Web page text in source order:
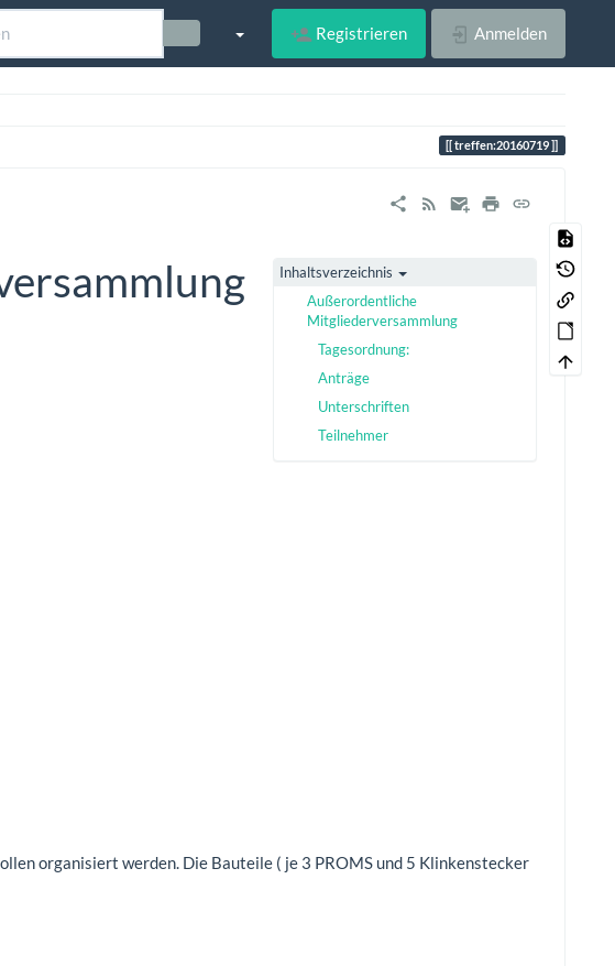
Registrieren Anmelden
treffen:20160719
Inhaltsverzeichnis
Außerordentliche
Mitgliederversammlung
Tagesordnung:
Anträge
Unterschriften
Teilnehmer
organisiert werden. Die Bauteile ( je 3 PROMS und 5 Klinkenstecker